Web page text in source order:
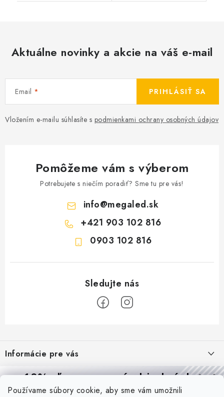
Používame súbory cookie, aby sme vám umožnili
Aktuálne novinky a akcie na váš e-mail
Email
Vložením e-mailu súhlasíte s podmienkami ochrany osobných údajov
PRIHLÁSIŤ SA
Pomôžeme vám s výberom
Potrebujete s niečím poradiť? Sme tu pre vás!
info@megaled.sk
+421 903 102 816
0903 102 816
p
ä
Informácie pre vás
Reklamácie a formulár na odstúpenie od zmluvy
Obchodné podmienky
Prijímame online platby
10% zľavana prvú objednávku
Prihláste sa azískajtezľavu aj praktické tipy,vďaka ktorým